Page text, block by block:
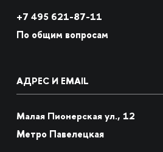
+7 495 621-87-11
По общим вопросам
АДРЕС И EMAIL
Малая Пионерская ул., 12
Метро Павелецкая